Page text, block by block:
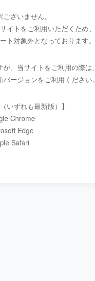
ざいません。
イトをご利用いただくため、
ト対象外となっております。
、当サイトをご利用の際は、
ージョンをご利用ください。
いずれも最新版）】
Chrome
Edge
Safari